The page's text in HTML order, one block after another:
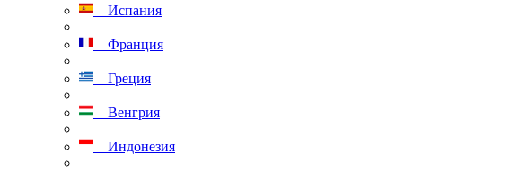
Испания
Франция
Греция
Венгрия
Индонезия